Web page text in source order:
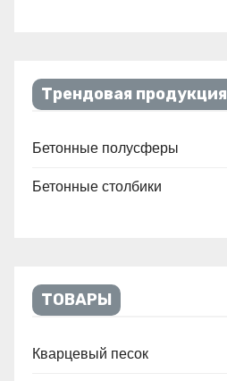
Трендовая продукция
Бетонные полусферы
Бетонные столбики
ТОВАРЫ
Кварцевый песок